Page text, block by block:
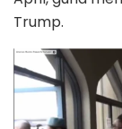
Trump.